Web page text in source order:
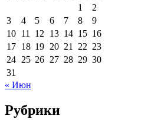
1
2
3
4 5 6 7 8
9
10 11 12 13 14 15 16
17 18 19 20 21 22 23
24 25 26 27 28 29 30
31
« Июн
Рубрики